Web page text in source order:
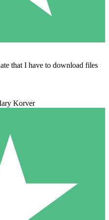
that I have to download files
Korver